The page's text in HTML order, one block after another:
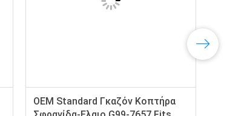
OEM Standard Γκαζόν Κοπτήρα